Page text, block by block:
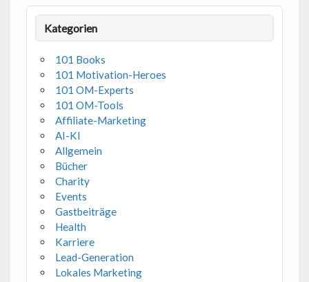
Kategorien
101 Books
101 Motivation-Heroes
101 OM-Experts
101 OM-Tools
Affiliate-Marketing
AI-KI
Allgemein
Bücher
Charity
Events
Gastbeiträge
Health
Karriere
Lead-Generation
Lokales Marketing